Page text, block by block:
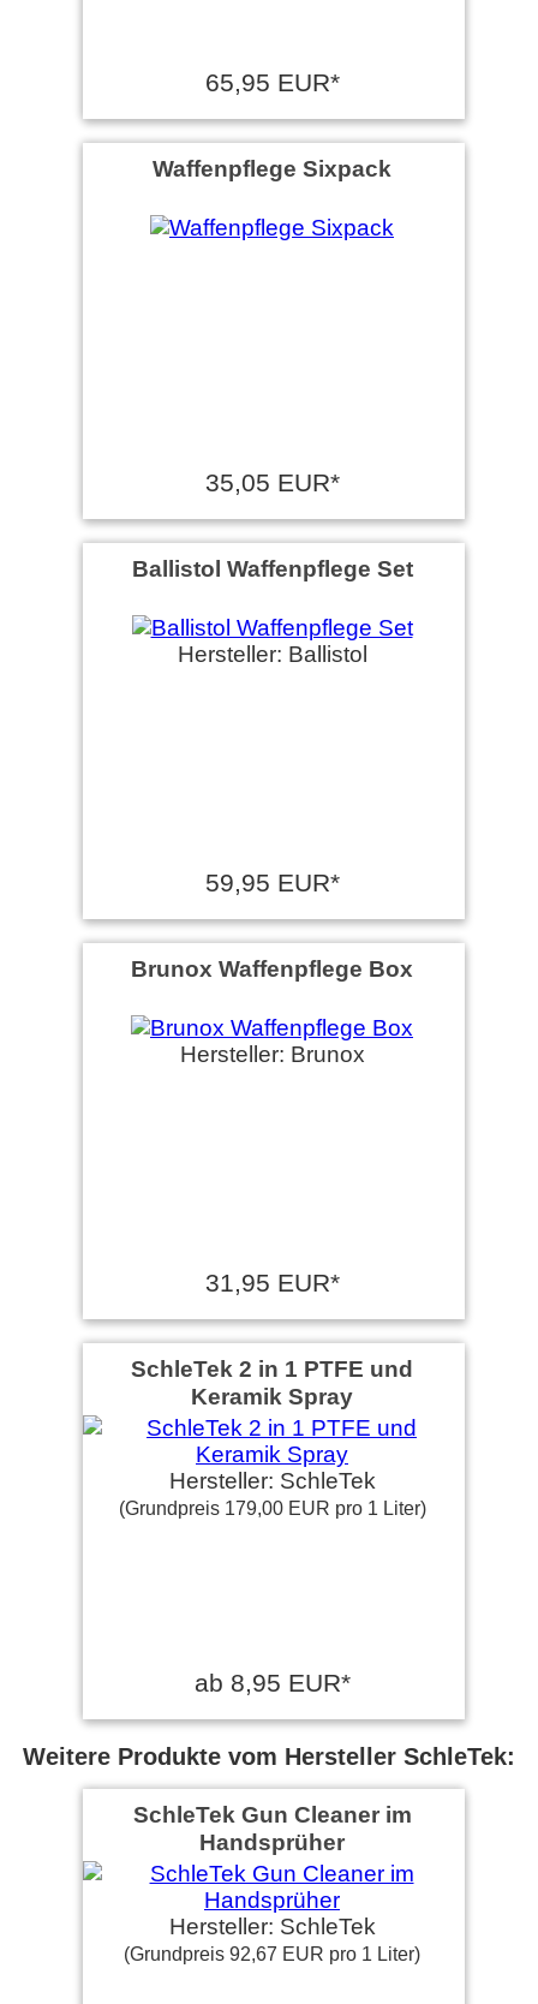
65,95 EUR*
Waffenpflege Sixpack
35,05 EUR*
Ballistol Waffenpflege Set
Hersteller: Ballistol
59,95 EUR*
Brunox Waffenpflege Box
Hersteller: Brunox
31,95 EUR*
SchleTek 2 in 1 PTFE und
Keramik Spray
Hersteller: SchleTek
(Grundpreis 179,00 EUR pro 1 Liter)
ab 8,95 EUR*
Weitere Produkte vom Hersteller SchleTek:
SchleTek Gun Cleaner im
Handsprüher
Hersteller: SchleTek
(Grundpreis 92,67 EUR pro 1 Liter)